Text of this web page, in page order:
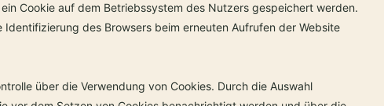
Cookie auf dem Betriebssystem des Nutzers gespeichert werden.
des Browsers beim erneuten Aufrufen der Website
über die Verwendung von Cookies. Durch die Auswahl